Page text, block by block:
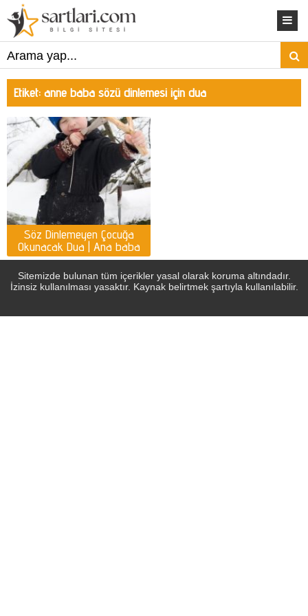
Etiket: anne baba sözü dinlemesi için dua
Söz Dinlemeyen Çocuğa
Okunacak Dua | Ana baba
sözü dinlemesi için etkili
dualar
Sitemizde bulunan tüm içerikler yasal olarak koruma altındadır.
İzinsiz kullanılması yasaktır. Kaynak belirtmek şartıyla kullanılabilir.